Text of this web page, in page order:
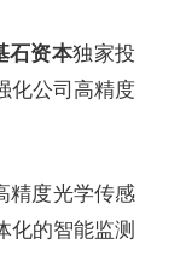
石资本独家投
化公司高精度
精度光学传感
化的智能监测